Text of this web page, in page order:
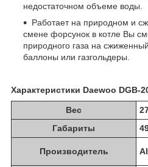
недостаточном объеме воды.
Работает на природном и
смене форсунок в котле Вы
природного газа на
баллоны или газгольдеры.
Характеристики Daewoo DGB-
Вес
Габариты
Производитель